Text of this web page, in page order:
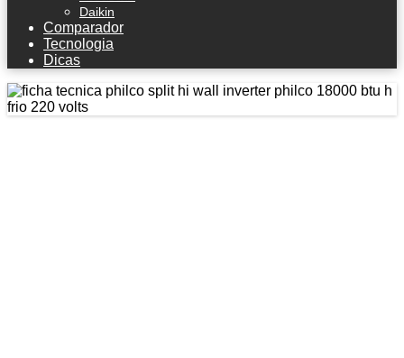
Daikin
Comparador
Tecnologia
Dicas